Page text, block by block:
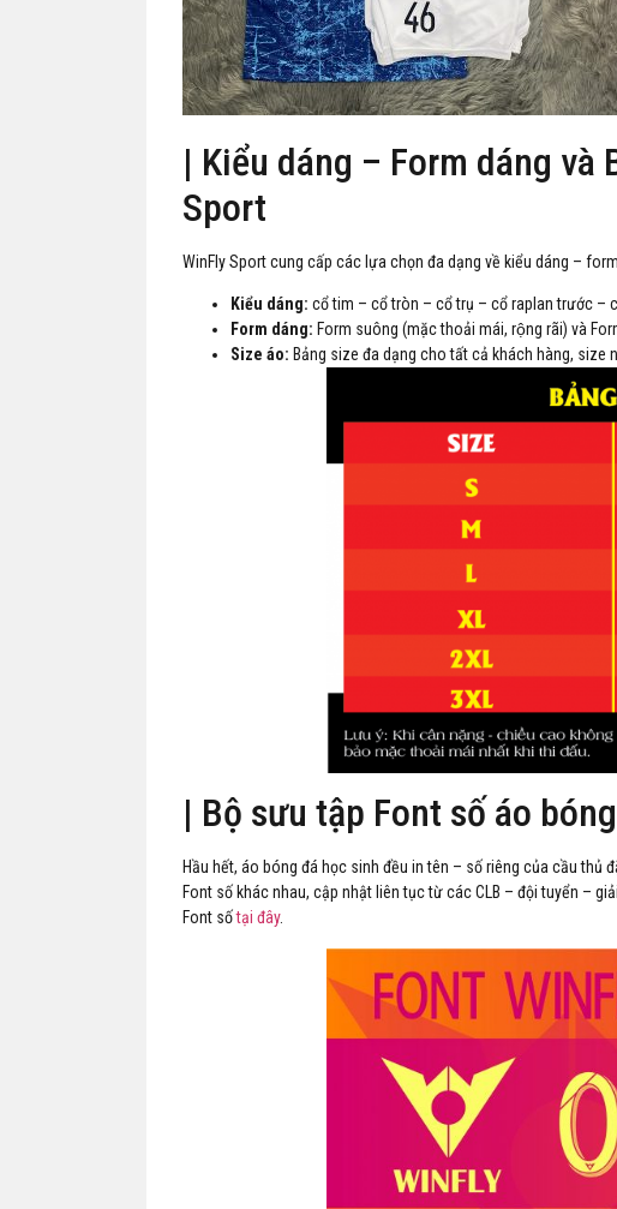
| Kiểu dáng – Form dáng
Sport
WinFly Sport cung cấp các lựa chọn đa dạng về kiểu dáng –
Kiểu dáng: cổ tim – cổ tròn – cổ trụ – cổ raplan trước –
Form dáng: Form suông (mặc thoải mái, rộng rãi) và
Size áo: Bảng size đa dạng cho tất cả khách hàng, size
| Bộ sưu tập Font số áo
Hầu hết, áo bóng đá học sinh đều in tên – số riêng của cầu thủ
Font số khác nhau, cập nhật liên tục từ các CLB – đội tuyển –
Font sốtại đây.